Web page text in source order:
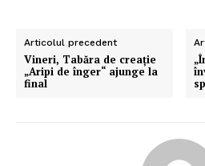
Articolul precedent
Vineri, Tabăra de creaţie
„Aripi de înger“ ajunge la
final